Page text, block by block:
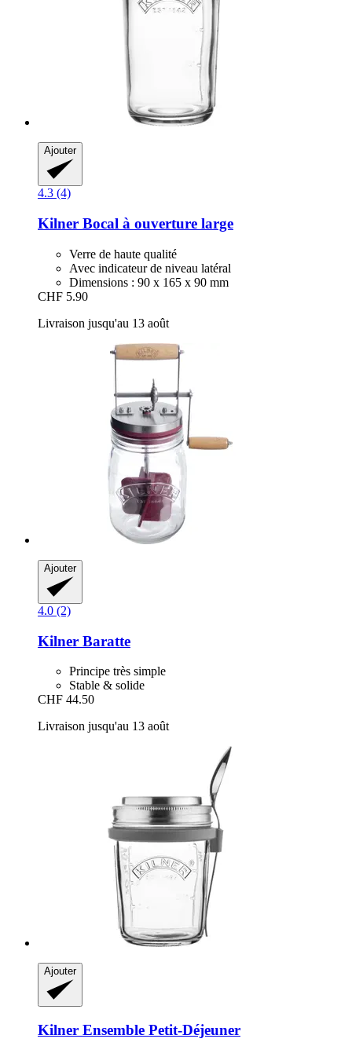
Ajouter
4.3 (4)
Kilner Bocal à ouverture large
Verre de haute qualité
Avec indicateur de niveau latéral
Dimensions : 90 x 165 x 90 mm
CHF 5.90
Livraison jusqu'au 13 août
Ajouter
4.0 (2)
Kilner Baratte
Principe très simple
Stable & solide
CHF 44.50
Livraison jusqu'au 13 août
Ajouter
Kilner Ensemble Petit-​Déjeuner